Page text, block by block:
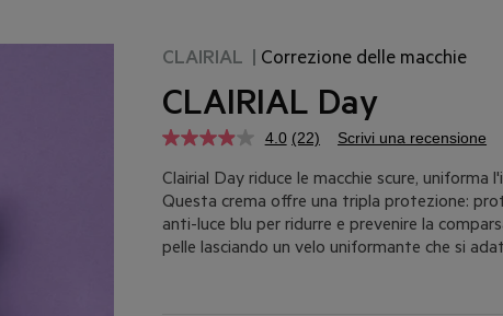
CLAIRIAL | Correzione delle macchie
CLAIRIAL Day
4.0 (22) Scrivi una recensione
Clairial Day riduce le macchie scure,
Questa crema offre una tripla protezione:
anti-luce blu per ridurre e prevenire la
pelle lasciando un velo uniformante che si